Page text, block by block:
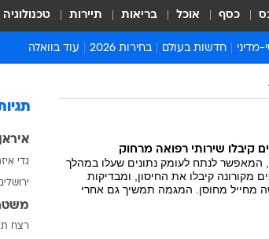
כסף אוכל בריאות תיירות טכנולוגיה
מדיני חדשות בעולם
אירופה
אסיה והפסיפיק
אפריקה
בחירות 2026 עוד בוואלה
סרי ושלזינגר
אסור לפספס
מדע וסביבה
קיבלו שירותי רפואה מרחוק
המאפשר לנתח לעומק נתונים שעלו במהלך
קיבלו את החיסון, ומבדיקות
מחייל מחוסן. המגמה תמשיך גם אחרי
איראן
גדי
ירושלים
רצח